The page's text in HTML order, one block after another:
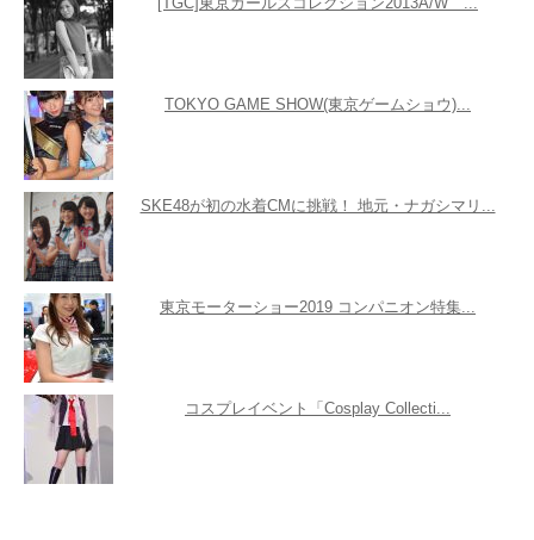
TOKYO GAME SHOW(東京ゲームショウ)...
SKE48が初の水着CMに挑戦！ 地元・ナガシマリ...
東京モーターショー2019 コンパニオン特集...
コスプレイベント「Cosplay Collecti...